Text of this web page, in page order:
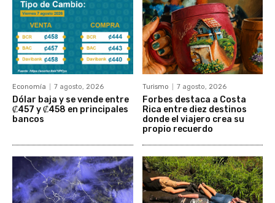
Economía 7 agosto, 2026
Dólar baja y se vende entre
₡457 y ₡458 en principales
bancos
Turismo 7 agosto, 2026
Forbes destaca a Costa
Rica entre diez destinos
donde el viajero crea su
propio recuerdo